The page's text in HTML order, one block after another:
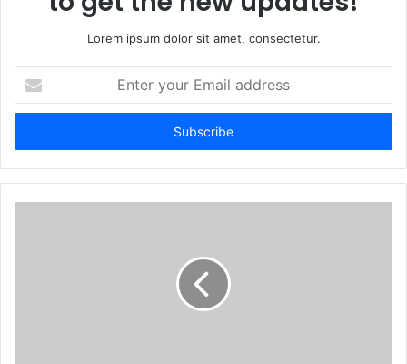
Lorem ipsum dolor sit amet, consectetur.
your
Email